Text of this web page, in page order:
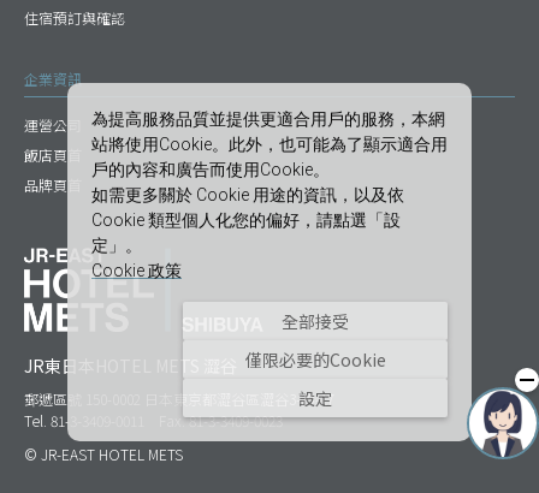
住宿預訂與確認
企業資訊
運營公司
飯店頁首
品牌頁首
JR東日本HOTEL METS 澀谷
郵遞區號 150-0002 日本東京都澀谷區澀谷3-29-17
Tel. 81-3-3409-0011 Fax. 81-3-3409-0023
© JR-EAST HOTEL METS
為提高服務品質並提供更適合用戶的服務，本網
站將使用Cookie。此外，也可能為了顯示適合用
戶的內容和廣告而使用Cookie。
如需更多關於 Cookie 用途的資訊，以及依
Cookie 類型個人化您的偏好，請點選「設
定」。
Cookie 政策
全部接受
僅限必要的Cookie
設定